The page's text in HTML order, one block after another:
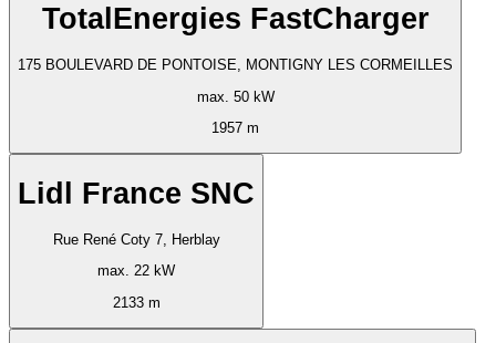
TotalEnergies FastCharger
175 BOULEVARD DE PONTOISE, MONTIGNY LES CORMEILLES
max. 50 kW
1957 m
Lidl France SNC
Rue René Coty 7, Herblay
max. 22 kW
2133 m